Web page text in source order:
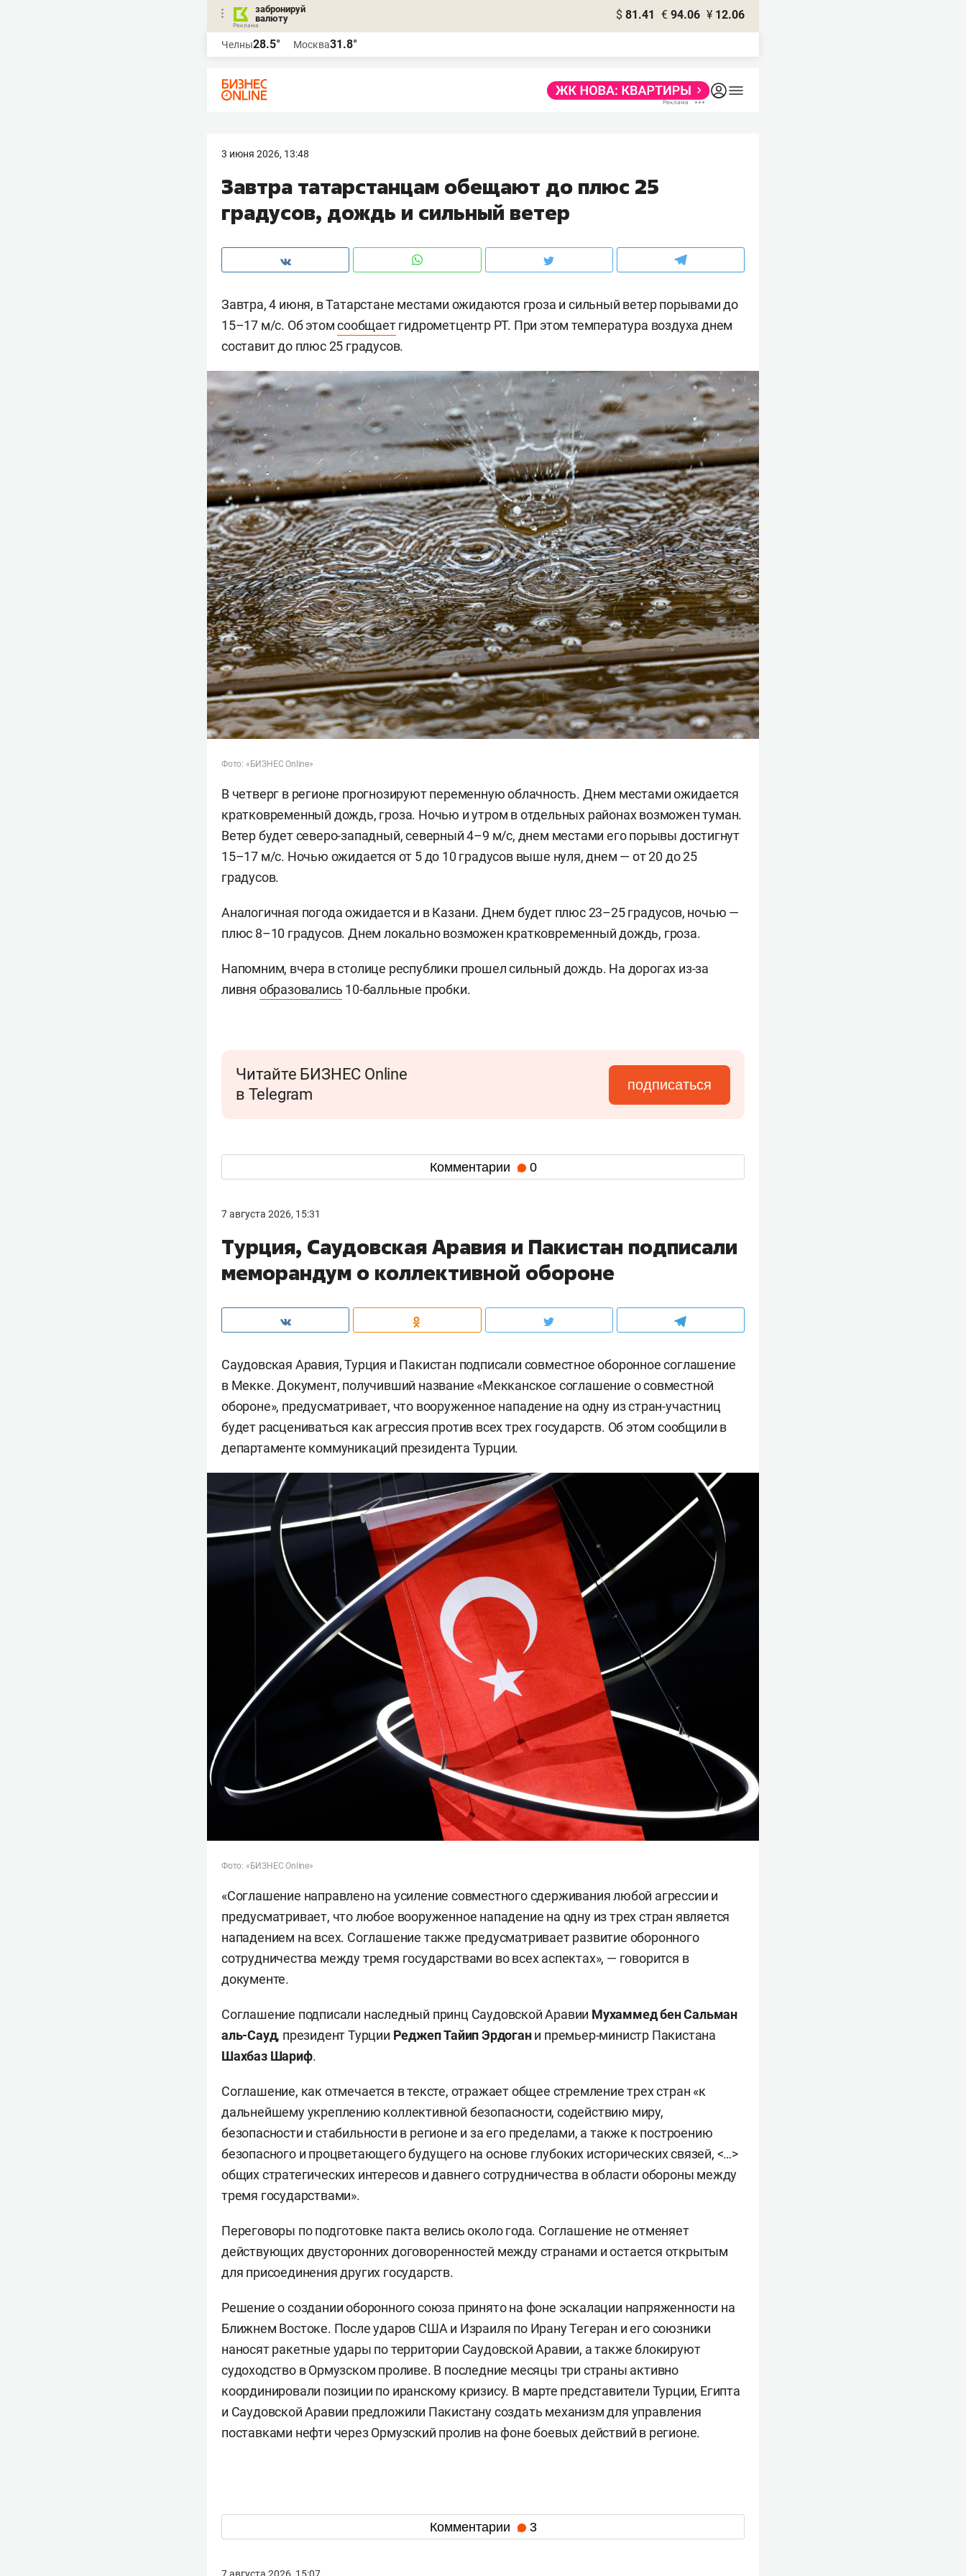
забронируй
валюту
$ 81.41 € 94.06 ¥ 12.06
Челны28.5° Москва31.8°
3 июня 2026, 13:48
Завтра татарстанцам обещают до плюс 25
градусов, дождь и сильный ветер
Завтра, 4 июня, в Татарстане местами ожидаются гроза и сильный ветер порывами до
15–17 м/с. Об этомсообщаетгидрометцентр РТ. При этом температура воздуха днем
составит до плюс 25 градусов.
Фото: «БИЗНЕС Online»
В четверг в регионе прогнозируют переменную облачность. Днем местами ожидается
кратковременный дождь, гроза. Ночью и утром в отдельных районах возможен туман.
Ветер будет северо-западный, северный 4–9 м/с, днем местами его порывы достигнут
15–17 м/с. Ночью ожидается от 5 до 10 градусов выше нуля, днем — от 20 до 25
градусов.
Аналогичная погода ожидается и в Казани. Днем будет плюс 23–25 градусов, ночью —
плюс 8–10 градусов. Днем локально возможен кратковременный дождь, гроза.
Напомним, вчера в столице республики прошел сильный дождь. На дорогах из-за
ливня образовались 10-балльные пробки.
Читайте БИЗНЕС Online
в Telegram
подписаться
Комментарии 0
7 августа 2026, 15:31
Турция, Саудовская Аравия и Пакистан подписали
меморандум о коллективной обороне
Саудовская Аравия, Турция и Пакистан подписали совместное оборонное соглашение
в Мекке. Документ, получивший название «Мекканское соглашение о совместной
обороне», предусматривает, что вооруженное нападение на одну из стран-участниц
будет расцениваться как агрессия против всех трех государств. Об этом сообщили в
департаменте коммуникаций президента Турции.
Фото: «БИЗНЕС Online»
«Соглашение направлено на усиление совместного сдерживания любой агрессии и
предусматривает, что любое вооруженное нападение на одну из трех стран является
нападением на всех. Соглашение также предусматривает развитие оборонного
сотрудничества между тремя государствами во всех аспектах», — говорится в
документе.
Соглашение подписали наследный принц Саудовской Аравии Мухаммед бен Сальман
аль-Сауд, президент Турции РеджепТайип Эрдогани премьер-министр Пакистана
Шахбаз Шариф.
Соглашение, как отмечается в тексте, отражает общее стремление трех стран «к
дальнейшему укреплению коллективной безопасности, содействию миру,
безопасности и стабильности в регионе и за его пределами, а также к построению
безопасного и процветающего будущего на основе глубоких исторических связей, <…>
общих стратегических интересов и давнего сотрудничества в области обороны между
тремя государствами».
Переговоры по подготовке пакта велись около года. Соглашение не отменяет
действующих двусторонних договоренностей между странами и остается открытым
для присоединения других государств.
Решение о создании оборонного союза принято на фоне эскалации напряженности на
Ближнем Востоке. После ударов США и Израиля по Ирану Тегеран и его союзники
наносят ракетные удары по территории Саудовской Аравии, а также блокируют
судоходство в Ормузском проливе. В последние месяцы три страны активно
координировали позиции по иранскому кризису. В марте представители Турции, Египта
и Саудовской Аравии предложили Пакистану создать механизм для управления
поставками нефти через Ормузский пролив на фоне боевых действий в регионе.
Комментарии 3